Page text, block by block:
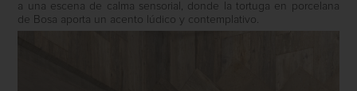
a una escena de calma sensorial, donde la tortuga en porcelana
de Bosa aporta un acento lúdico y contemplativo.